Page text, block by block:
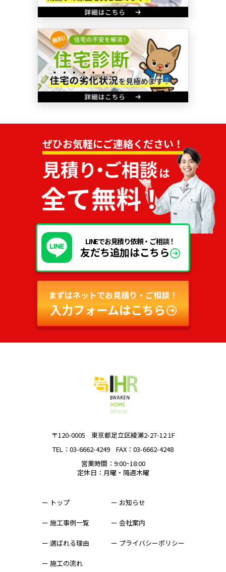
ぜひお気軽にご連絡ください！
LINEでお見積り依頼・ご相談！
友だち追加はこちら
まずはネットでお見積り・ご相談！
入力フォームはこちら
〒120-0005
東京都足立区綾瀬2-27-12 1F
TEL：03-6662-4249
FAX：03-6662-4248
営業時間：9:00~18:00
定休日：月曜・隔週木曜
ー トップ
ー 施工事例一覧
ー 選ばれる理由
ー 施工の流れ
ー お知らせ
ー 会社案内
ー プライバシーポリシー